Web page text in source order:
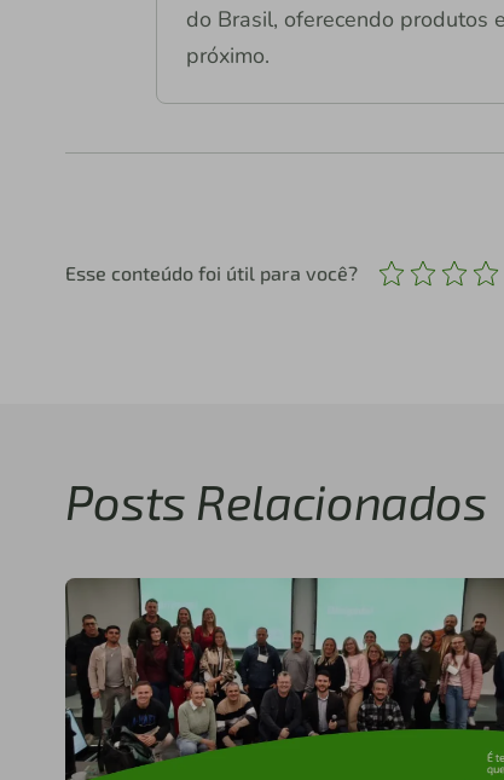
do Brasil, oferecendo produtos
próximo.
Esse conteúdo foi útil para você?
Posts Relacionados